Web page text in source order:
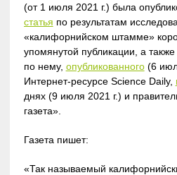
(от 1 июля 2021 г.) была
статья по результатам
«калифорнийском штамме»
упомянутой публикации, а
по нему, опубликованного(6
Интернет-ресурсе Science Daily,
днях (9 июля 2021 г.) и
газета».
Газета пишет:
«Так называемый